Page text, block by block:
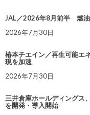
JAL／2026年8月前半 燃油
2026年7月30日
椿本チエイン／再生可能エ
現を加速
2026年7月30日
三井倉庫ホールディングス
を開発・導入開始